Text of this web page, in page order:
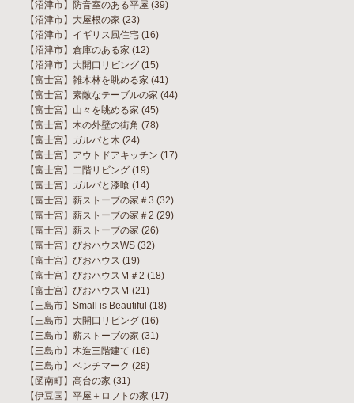
【沼津市】防音室のある平屋 (39)
【沼津市】大屋根の家 (23)
【沼津市】イギリス風住宅 (16)
【沼津市】倉庫のある家 (12)
【沼津市】大開口リビング (15)
【富士宮】雑木林を眺める家 (41)
【富士宮】素敵なテーブルの家 (44)
【富士宮】山々を眺める家 (45)
【富士宮】木の外壁の街角 (78)
【富士宮】ガルバと木 (24)
【富士宮】アウトドアキッチン (17)
【富士宮】二階リビング (19)
【富士宮】ガルバと漆喰 (14)
【富士宮】薪ストーブの家＃3 (32)
【富士宮】薪ストーブの家＃2 (29)
【富士宮】薪ストーブの家 (26)
【富士宮】びおハウスWS (32)
【富士宮】びおハウス (19)
【富士宮】びおハウスＭ＃2 (18)
【富士宮】びおハウスＭ (21)
【三島市】Small is Beautiful (18)
【三島市】大開口リビング (16)
【三島市】薪ストーブの家 (31)
【三島市】木造三階建て (16)
【三島市】ベンチマーク (28)
【函南町】高台の家 (31)
【伊豆国】平屋＋ロフトの家 (17)